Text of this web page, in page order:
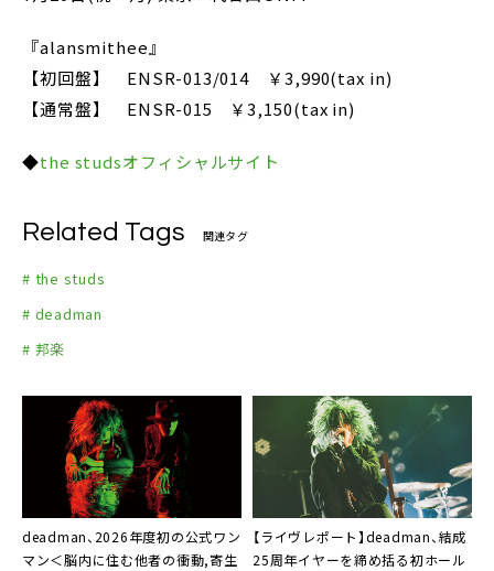
『alansmithee』
【初回盤】 ENSR-013/014 ￥3,990(tax in)
【通常盤】 ENSR-015 ￥3,150(tax in)
◆the studsオフィシャルサイト
Related Tags 関連タグ
# the studs
# deadman
# 邦楽
deadman、2026年度初の公式ワン
マン＜脳内に住む他者の衝動,寄生
【ライヴレポート】deadman、結成
25周年イヤーを締め括る初ホール